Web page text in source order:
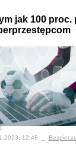
jak 100 proc.
2023, 12:48, _,